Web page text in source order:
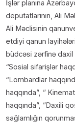
İşlər planına
deputatlarının, Ali
Ali Məclisinin
etdiyi qanun
büdcəsi zərfinə daxil
“Sosial sifarişlər
“Lombardlar
haqqında”, “
haqqında”, “Daxili
sağlamlığın